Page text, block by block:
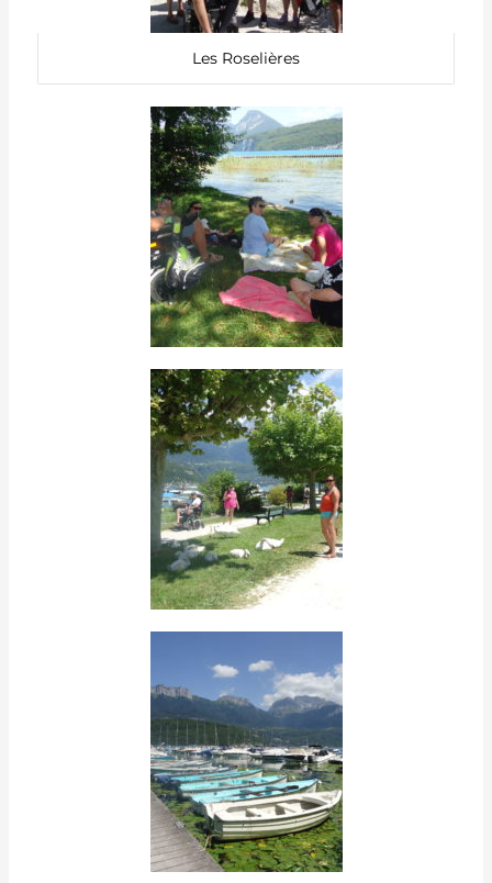
Les Roselières